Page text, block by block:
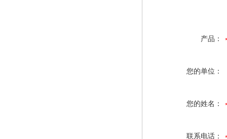
产品：
您的单位：
您的姓名：
联系电话：